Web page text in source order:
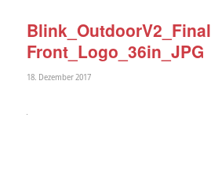
Blink_OutdoorV2_Final
Front_Logo_36in_JPG
18. Dezember 2017